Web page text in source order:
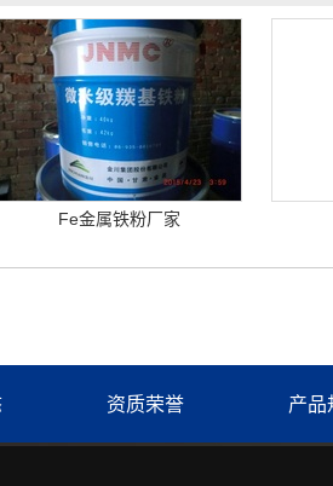
Fe金属铁粉厂家
资质荣誉 产品